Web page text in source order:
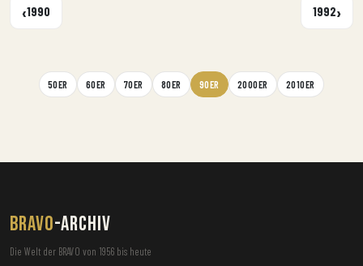
‹1990 1992›
50ER 60ER 70ER 80ER 90ER 2000ER 2010ER
BRAVO-ARCHIV
Die Welt der BRAVO von 1956 bis heute